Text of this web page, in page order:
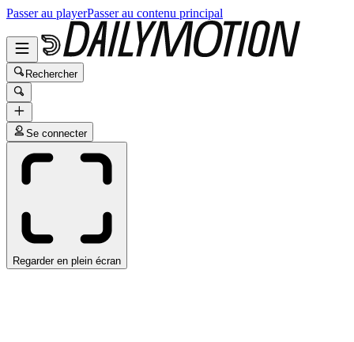
Passer au playerPasser au contenu principal
Rechercher
Se connecter
Regarder en plein écran